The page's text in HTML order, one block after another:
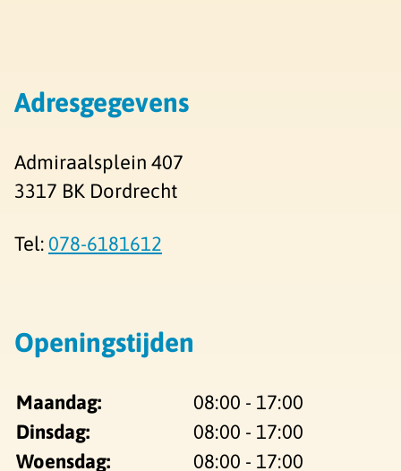
Adresgegevens
Admiraalsplein 407
3317 BK Dordrecht
Tel:078-6181612
Openingstijden
Maandag:
08:00 - 17:00
Dinsdag:
08:00 - 17:00
Woensdag:
08:00 - 17:00